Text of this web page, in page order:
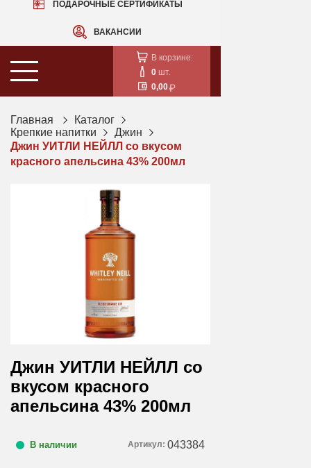
ПОДАРОЧНЫЕ СЕРТИФИКАТЫ
ВАКАНСИИ
В корзине:
0 шт.
0,00
Главная
Каталог
Крепкие напитки
Джин
Джин УИТЛИ НЕЙЛЛ со вкусом
красного апельсина 43% 200мл
Джин УИТЛИ НЕЙЛЛ со
вкусом красного
апельсина 43% 200мл
В наличии Артикул: 043384